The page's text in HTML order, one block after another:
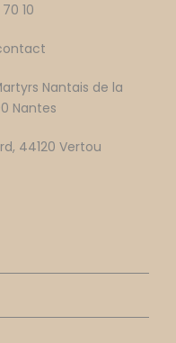
10
Nantais de la
Nantes
44120 Vertou